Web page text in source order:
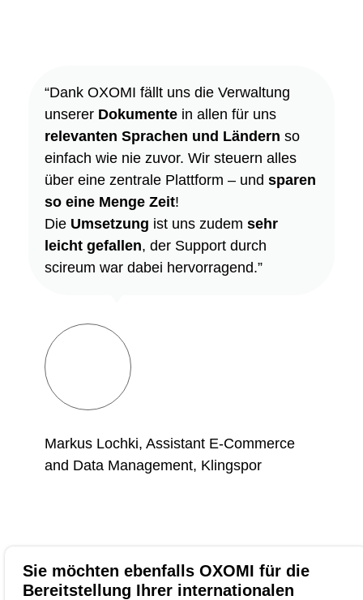
“Dank OXOMI fällt uns die Verwaltung
unserer Dokumente in allen für uns
relevanten Sprachen und Ländern so
einfach wie nie zuvor. Wir steuern alles
über eine zentrale Plattform – und sparen
so eine Menge Zeit!
Die Umsetzung ist uns zudem sehr
leicht gefallen, der Support durch
scireum war dabei hervorragend.”
Markus Lochki, Assistant E-Commerce
and Data Management, Klingspor
Sie möchten ebenfalls OXOMI für die
Bereitstellung Ihrer internationalen